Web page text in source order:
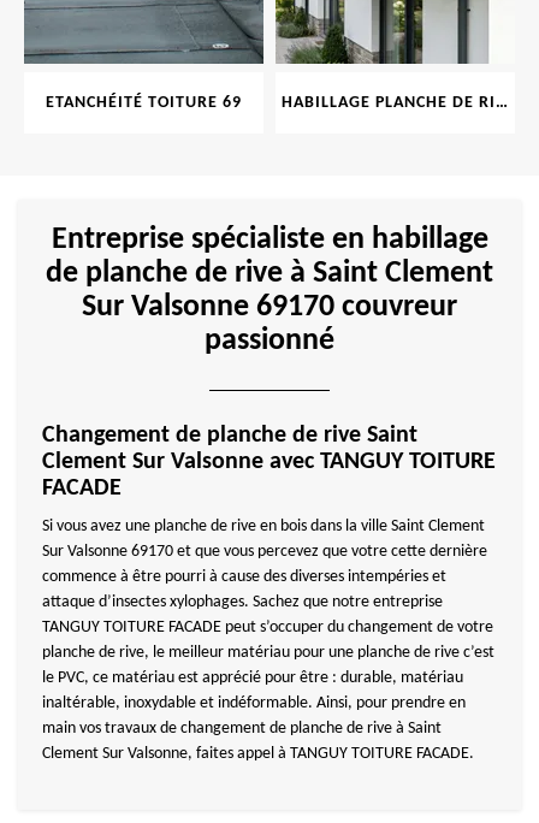
ETANCHÉITÉ TOITURE 69 HABILLAGE PLANCHE DE RIVE 69
Entreprise spécialiste en habillage
de planche de rive à Saint Clement
Sur Valsonne 69170 couvreur
passionné
Changement de planche de rive Saint
Clement Sur Valsonne avec TANGUY TOITURE
FACADE
Si vous avez une planche de rive en bois dans la ville Saint Clement
Sur Valsonne 69170 et que vous percevez que votre cette dernière
commence à être pourri à cause des diverses intempéries et
attaque d’insectes xylophages. Sachez que notre entreprise
TANGUY TOITURE FACADE peut s’occuper du changement de votre
planche de rive, le meilleur matériau pour une planche de rive c’est
le PVC, ce matériau est apprécié pour être : durable, matériau
inaltérable, inoxydable et indéformable. Ainsi, pour prendre en
main vos travaux de changement de planche de rive à Saint
Clement Sur Valsonne, faites appel à TANGUY TOITURE FACADE.